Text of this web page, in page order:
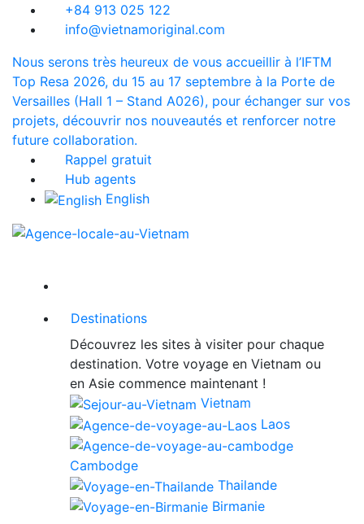
+84 913 025 122
info@vietnamoriginal.com
Nous serons très heureux de vous accueillir à l’IFTM
Top Resa 2026, du 15 au 17 septembre à la Porte de
Versailles (Hall 1 – Stand A026), pour échanger sur vos
projets, découvrir nos nouveautés et renforcer notre
future collaboration.
Rappel gratuit
Hub agents
English
Destinations
Découvrez les sites à visiter pour chaque
destination. Votre voyage en Vietnam ou
en Asie commence maintenant !
Vietnam
Laos
Cambodge
Thailande
Birmanie